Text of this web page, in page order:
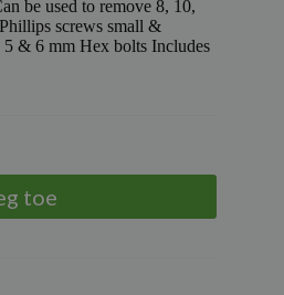
be used to remove 8, 10,
screws small &
5 & 6 mm Hex bolts Includes
toe